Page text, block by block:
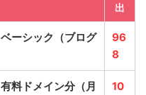
出
ーシック （ブログ
96
8
料ドメイン分（月
10